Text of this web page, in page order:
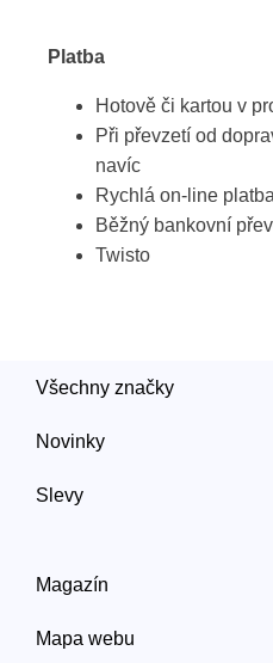
Platba
Hotově či kartou v
Při převzetí od
navíc
Rychlá on-line
Běžný bankovní
Twisto
Všechny značky
Novinky
Slevy
Magazín
Mapa webu